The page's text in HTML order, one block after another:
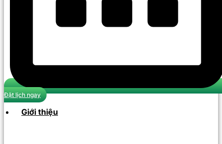
Đặt lịch ngay
Giới thiệu